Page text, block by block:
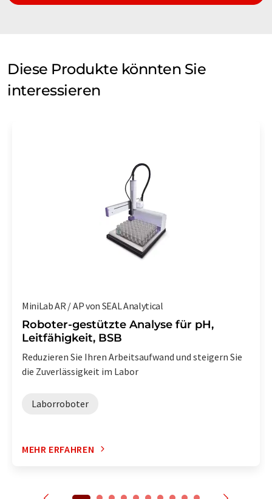
Diese Produkte könnten Sie
interessieren
MiniLab AR / AP von SEAL Analytical
Roboter-gestützte Analyse für pH,
Leitfähigkeit, BSB
Reduzieren Sie Ihren Arbeitsaufwand und steigern Sie
die Zuverlässigkeit im Labor
Laborroboter
MEHR ERFAHREN